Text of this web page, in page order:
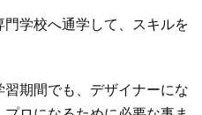
学校へ通学して、スキルを
期間でも、デザイナーにな